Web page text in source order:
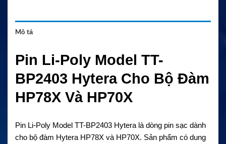
Mô tả
Pin Li-Poly Model TT-
BP2403 Hytera Cho Bộ Đàm
HP78X Và HP70X
Pin Li-Poly Model TT-BP2403 Hytera là dòng pin sạc dành
cho bộ đàm Hytera HP78X và HP70X. Sản phẩm có dung